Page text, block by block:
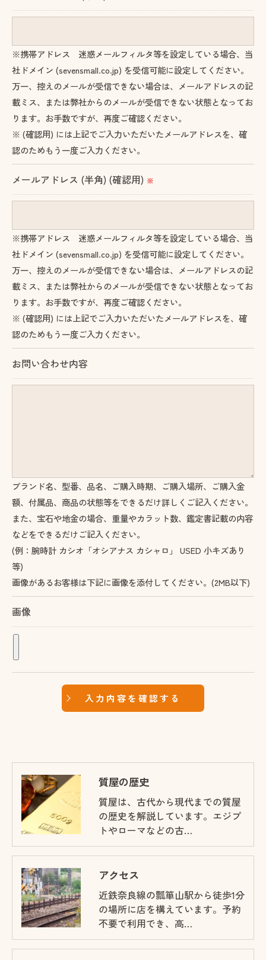
きにつきましては、お電話でお問合せ下さい。
※携帯アドレス 迷惑メールフィルタ等を設定している場合、当
社ドメイン (sevensmall.co.jp) を受信可能に設定してください。
万一、控えのメールが受信できない場合は、メールアドレスの記
載ミス、または弊社からのメールが受信できない状態となってお
ります。お手数ですが、再度ご確認ください。
※ (確認用) には上記でご入力いただいたメールアドレスを、確
認のためもう一度ご入力ください。
メールアドレス (半角) (確認用) ※
※携帯アドレス 迷惑メールフィルタ等を設定している場合、当
社ドメイン (sevensmall.co.jp) を受信可能に設定してください。
万一、控えのメールが受信できない場合は、メールアドレスの記
載ミス、または弊社からのメールが受信できない状態となってお
ります。お手数ですが、再度ご確認ください。
※ (確認用) には上記でご入力いただいたメールアドレスを、確
認のためもう一度ご入力ください。
お問い合わせ内容
ブランド名、型番、品名、ご購入時期、ご購入場所、ご購入金
額、付属品、商品の状態等をできるだけ詳しくご記入ください。
また、宝石や地金の場合、重量やカラット数、鑑定書記載の内容
などをできるだけご記入ください。
(例：腕時計 カシオ「オシアナス カシャロ」 USED 小キズあり
等)
画像があるお客様は下記に画像を添付してください。(2MB以下)
画像
質屋の歴史
質屋は、古代から現代までの質屋
の歴史を解説しています。エジプ
トやローマなどの古…
アクセス
近鉄奈良線の瓢箪山駅から徒歩1分
の場所に店を構えています。予約
不要で利用でき、高…